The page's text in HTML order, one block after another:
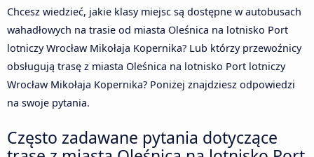
Chcesz wiedzieć, jakie klasy miejsc są dostępne w autobusach
wahadłowych na trasie od miasta Oleśnica na lotnisko Port
lotniczy Wrocław Mikołaja Kopernika? Lub którzy przewoźnicy
obsługują trasę z miasta Oleśnica na lotnisko Port lotniczy
Wrocław Mikołaja Kopernika? Poniżej znajdziesz odpowiedzi
na swoje pytania.
Często zadawane pytania dotyczące